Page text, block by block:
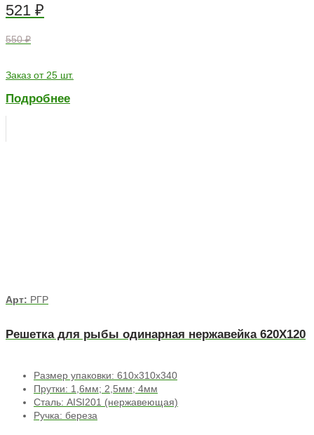
521 ₽
550 ₽
Заказ от 25 шт.
Подробнее
Арт: РГР
Решетка для рыбы одинарная нержавейка 620Х120
Размер упаковки: 610х310х340
Прутки: 1,6мм; 2,5мм; 4мм
Сталь: AISI201 (нержавеющая)
Ручка: береза